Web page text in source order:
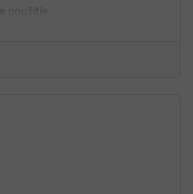
použitie